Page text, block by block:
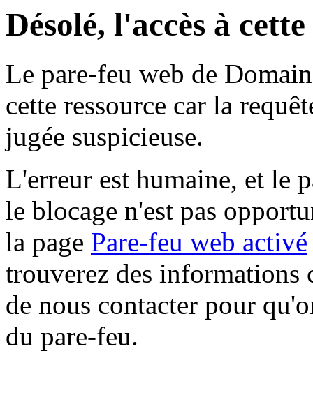
Désolé, l'accès à
Le pare-feu web de
cette ressource car la
jugée suspicieuse.
L'erreur est humaine, et le
le blocage n'est pas
la page Pare-feu web activé
trouverez des informations
de nous contacter pour
du pare-feu.